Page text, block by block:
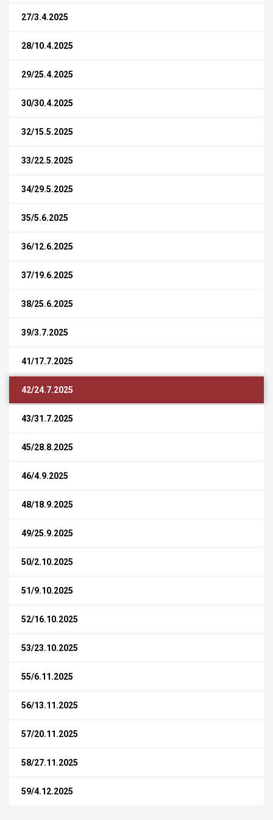
27/3.4.2025
28/10.4.2025
29/25.4.2025
30/30.4.2025
32/15.5.2025
33/22.5.2025
34/29.5.2025
35/5.6.2025
36/12.6.2025
37/19.6.2025
38/25.6.2025
39/3.7.2025
41/17.7.2025
42/24.7.2025
43/31.7.2025
45/28.8.2025
46/4.9.2025
48/18.9.2025
49/25.9.2025
50/2.10.2025
51/9.10.2025
52/16.10.2025
53/23.10.2025
55/6.11.2025
56/13.11.2025
57/20.11.2025
58/27.11.2025
59/4.12.2025